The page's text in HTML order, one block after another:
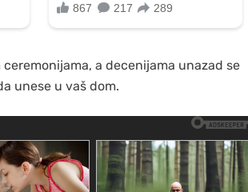
a decenijama unazad se
unese u vaš dom.